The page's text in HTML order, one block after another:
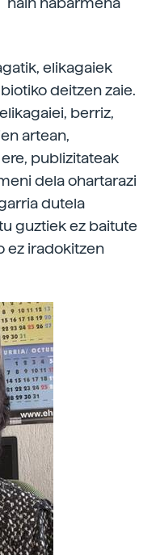
elikagaiek
deitzen zaie.
berriz,
artean,
publizitateak
dela ohartarazi
dutela
guztiek ez baitute
ez iradokitzen